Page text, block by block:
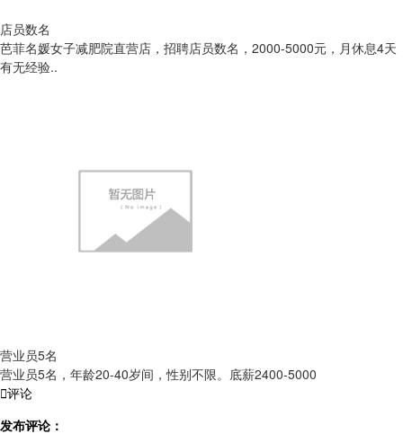
店员数名
芭菲名媛女子减肥院直营店，招聘店员数名，2000-5000元，月休息4天
有无经验..
营业员5名
营业员5名，年龄20-40岁间，性别不限。底薪2400-5000
评论
发布评论：